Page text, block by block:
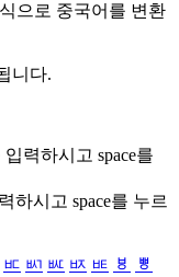
으로 중국어를 변환
니다.
입력하시고 space를
하시고 space를 누르
ㅳ ㅴ ㅵ ㅶ ㅷ ㅸ
ㅹ